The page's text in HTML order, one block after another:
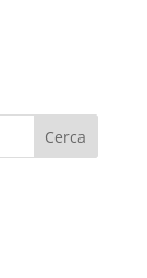
Cerca